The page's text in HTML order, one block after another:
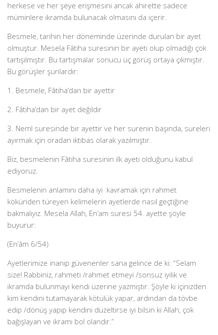
herkese ve her şeye erişmesini ancak ahirette sadece
müminlere ikramda bulunacak olmasını da içerir.
Besmele, tarihin her döneminde üzerinde durulan bir ayet
olmuştur. Mesela Fâtiha suresinin bir ayeti olup olmadığı çok
tartışılmıştır. Bu tartışmalar sonucu üç görüş ortaya çıkmıştır.
Bu görüşler şunlardır:
1. Besmele, Fâtiha’dan bir ayettir
2. Fâtiha’dan bir ayet değildir
3. Neml suresinde bir ayettir ve her surenin başında, sureleri
ayırmak için oradan iktibas olarak yazılmıştır.
Biz, besmelenin Fâtiha suresinin ilk ayeti olduğunu kabul
ediyoruz.
Besmelenin anlamını daha iyi kavramak için rahmet
kökünden türeyen kelimelerin ayetlerde nasıl geçtiğine
bakmalıyız. Mesela Allah, En’am suresi 54. ayette şöyle
buyurur:
(En’âm 6/54)
Ayetlerimize inanıp güvenenler sana gelince de ki: “Selam
size! Rabbiniz, rahmeti /rahmet etmeyi /sonsuz iyilik ve
ikramda bulunmayı kendi üzerine yazmıştır. Şöyle ki içinizden
kim kendini tutamayarak kötülük yapar, ardından da tövbe
edip /dönüş yapıp kendini düzeltirse iyi bilsin ki Allah, çok
bağışlayan ve ikramı bol olandır.”